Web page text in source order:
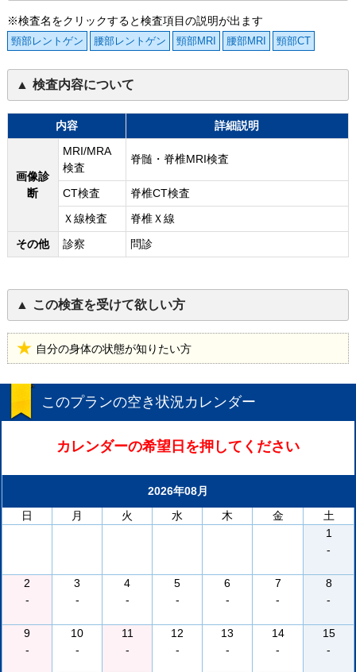
※検査名をクリックすると検査項目の説明が出ます
頸部レントゲン 腰部レントゲン 頸部MRI 腰部MRI 頸部CT
検査内容について
内容 詳細説明
画像診
断
MRI/MRA
検査
脊髄・脊椎MRI検査
CT検査
脊椎CT検査
Ｘ線検査
脊椎Ｘ線
その他
診察 問診
この検査を受けて欲しい方
自分の身体の状態が知りたい方
このプランの空き状況カレンダー
カレンダーの希望日を押してください
2026年08月
日
月 火 水 木 金
土
1
-
2
-
3
-
4
-
5
-
6
-
7
-
8
-
9
-
10
-
11
-
12
-
13
-
14
-
15
-